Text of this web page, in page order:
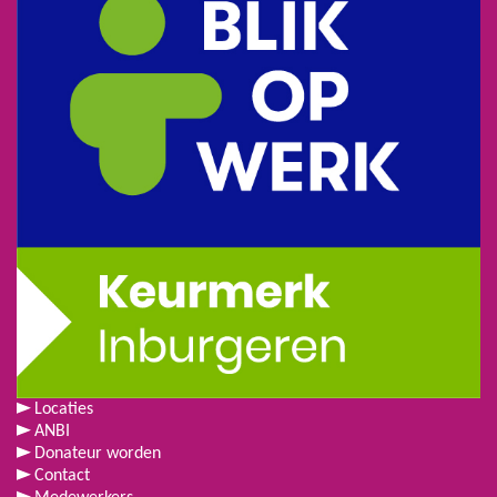
Locaties
ANBI
Donateur worden
Contact